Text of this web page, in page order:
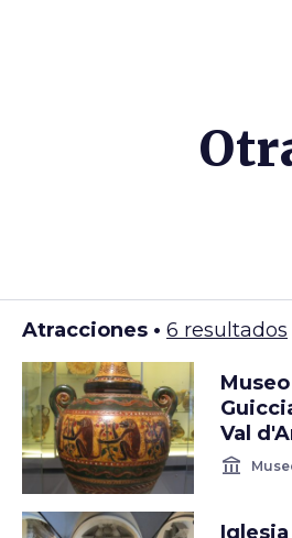
Atracciones • 6 resultados
Val
account_balance